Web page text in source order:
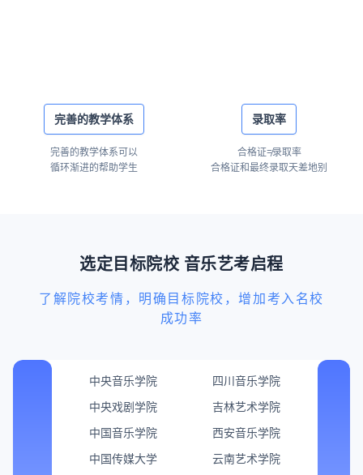
完善的教学体系
完善的教学体系可以
循环渐进的帮助学生
录取率
合格证≠录取率
合格证和最终录取天差地别
选定目标院校 音乐艺考启程
了解院校考情，明确目标院校，增加考入名校
成功率
中央音乐学院
四川音乐学院
中央戏剧学院
吉林艺术学院
中国音乐学院
西安音乐学院
中国传媒大学
云南艺术学院